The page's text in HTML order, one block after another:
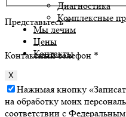
Диагностика
Комплексные
Мы лечим
Цены
Контакты
X
Представьтесь *
Контактный телефон *
Нажимая кнопку
на обработку моих
соответствии с